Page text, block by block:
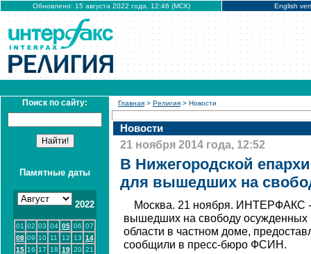
Обновлено: 15 августа 2022 года, 12:46 (МСК) English
Поиск по сайту:
Памятные даты
2022
01 02 03 04 05 06 07
08 09 10 11 12 13 14
15 16 17 18 19 20 21
Главная > Религия > Новости
Новости
21 ноября 2014 года, 12:52
В Нижегородской
для вышедших на
Москва. 21 ноября. ИНТЕРФАКС
вышедших на свободу осужденных
области в частном доме,
сообщили в пресс-бюро ФСИН.